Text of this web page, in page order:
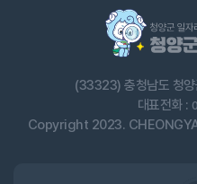
(33323) 충청남도 청
대표전화 :
Copyright 2023.